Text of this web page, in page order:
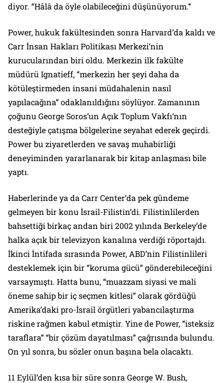
diyor. “Hâlâ da öyle olabileceğini düşünüyorum.”
Power, hukuk fakültesinden sonra Harvard’da kaldı ve
Carr İnsan Hakları Politikası Merkezi‘nin
kurucularından biri oldu. Merkezin ilk fakülte
müdürü Ignatieff, “merkezin her şeyi daha da
kötüleştirmeden insani müdahalenin nasıl
yapılacağına” odaklanıldığını söylüyor. Zamanının
çoğunu George Soros’un Açık Toplum Vakfı‘nın
desteğiyle çatışma bölgelerine seyahat ederek geçirdi.
Power bu ziyaretlerden ve savaş muhabirliği
deneyiminden yararlanarak bir kitap anlaşması bile
yaptı.
Haberlerinde ya da Carr Center’da pek gündeme
gelmeyen bir konu İsrail-Filistin’di. Filistinlilerden
bahsettiği birkaç andan biri 2002 yılında Berkeley’de
halka açık bir televizyon kanalına verdiği röportajdı.
İkinci İntifada sırasında Power, ABD’nin Filistinlileri
desteklemek için bir “koruma gücü” gönderebileceğini
varsaymıştı. Hatta bunu, “muazzam siyasi ve mali
öneme sahip bir iç seçmen kitlesi” olarak gördüğü
Amerika’daki pro-İsrail örgütleri yabancılaştırma
riskine rağmen kabul etmiştir. Yine de Power, “isteksiz
taraflara” “bir çözüm dayatılması” çağrısında bulundu.
On yıl sonra, bu sözler onun başına bela olacaktı.
11 Eylül’den kısa bir süre sonra George W. Bush,